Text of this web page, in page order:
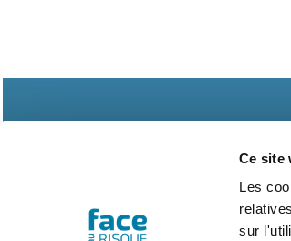
Ce site
Les
sur